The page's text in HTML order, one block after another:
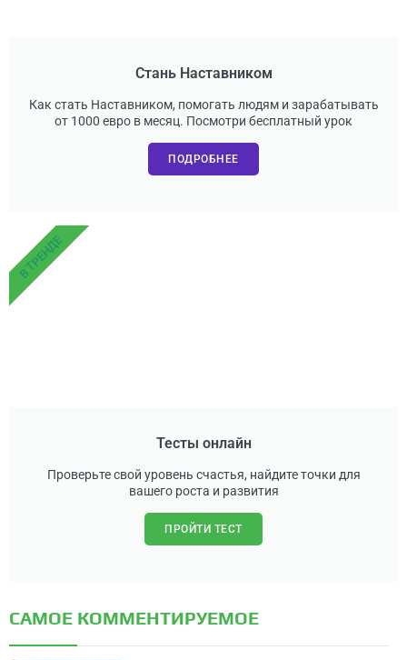
Стань Наставником
Как стать Наставником, помогать людям и зарабатывать
от 1000 евро в месяц. Посмотри бесплатный урок
ПОДРОБНЕЕ
Тесты онлайн
Проверьте свой уровень счастья, найдите точки для
вашего роста и развития
ПРОЙТИ ТЕСТ
В ТРЕНДЕ
САМОЕ КОММЕНТИРУЕМОЕ